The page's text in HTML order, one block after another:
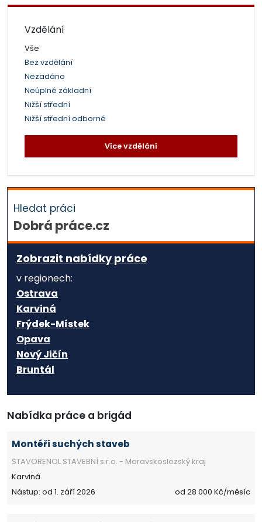
Vzdělání
Vše
Bez vzdělání
Nezadáno
Neúplné základní
Nižší střední
Nižší střední odborné
Více vzdělání
Hledat práci
Dobrá práce.cz
Zobrazit nabídky práce
v regionech:
Ostrava
Karviná
Frýdek-Místek
Opava
Nový Jičín
Bruntál
Nabídka práce a brigád
Montéři suchých staveb
STAVORENOL STAVEBNÍ s.r.o. - Moravskoslezský kraj
Karviná
Nástup: od 1. září 2026
od 28 000 Kč/měsíc